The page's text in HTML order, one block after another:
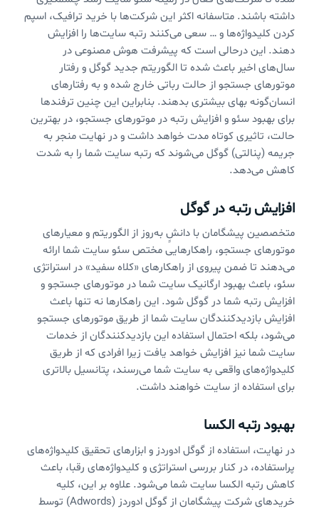
داشته باشند. متاسفانه اکثر این شرکت‌ها با خرید ترافیک، اسپم
کردن کلیدواژه‌ها و … سعی می‌کنند رتبه سایت‌ها را افزایش
دهند. این درحالی است که پیشرفت هوش مصنوعی در
سال‌های اخیر باعث شده تا الگوریتم جدید گوگل و رفتار
موتورهای جستجو از حالت رباتی خارج شده و به رفتارهای
انسان‌گونه بهای بیشتری بدهند. بنابراین این چنین ترفندها
برای بهبود سئو و افزایش رتبه در موتورهای جستجو، در بهترین
حالت، تاثیری کوتاه مدت خواهد داشت و در نهایت منجر به
جریمه (پنالتی) گوگل می‌شوند که رتبه سایت شما را به شدت
کاهش می‌دهد.
افزایش رتبه در گوگل
متخصصین پیشگامان با دانشِ‌ِ به‌روز از الگوریتم و معیارهای
موتورهای جستجو، راهکارهایی مختص سئو سایت شما ارائه
می‌دهند تا ضمن پیروی از راهکارهای «کلاه سفید» در استراتژی
سئو، باعث بهبود ارگانیک سایت شما در موتورهای جستجو و
افزایش رتبه شما در گوگل شود. این راهکارها نه تنها باعث
افزایش بازدیدکنندگان سایت شما از طریق موتورهای جستجو
می‌شود، بلکه احتمال استفاده این بازدیدکنندگان از خدمات
سایت شما نیز افزایش خواهد یافت زیرا افرادی که از طریق
کلیدواژه‌های واقعی به سایت شما می‌رسند، پتانسیل بالاتری
برای استفاده از سایت خواهند داشت.
بهبود رتبه الکسا
در نهایت، استفاده از گوگل ادوردز و ابزارهای تحقیق کلیدواژه‌های
پراستفاده، در کنار بررسی استراتژی و کلیدواژه‌های رقبا، باعث
کاهش رتبه الکسا سایت شما می‌شود. علاوه بر این، کلیه
خریدهای شرکت پیشگامان از گوگل ادوردز (Adwords) توسط